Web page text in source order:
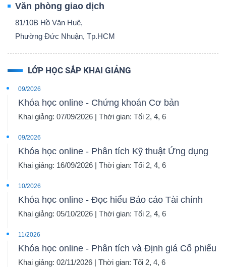
Văn phòng giao dịch
81/10B Hồ Văn Huê,
Phường Đức Nhuận, Tp.HCM
LỚP HỌC SẮP KHAI GIẢNG
09/2026
Khóa học online - Chứng khoán Cơ bản
Khai giảng: 07/09/2026 | Thời gian: Tối 2, 4, 6
09/2026
Khóa học online - Phân tích Kỹ thuật Ứng dụng
Khai giảng: 16/09/2026 | Thời gian: Tối 2, 4, 6
10/2026
Khóa học online - Đọc hiểu Báo cáo Tài chính
Khai giảng: 05/10/2026 | Thời gian: Tối 2, 4, 6
11/2026
Khóa học online - Phân tích và Định giá Cổ phiếu
Khai giảng: 02/11/2026 | Thời gian: Tối 2, 4, 6